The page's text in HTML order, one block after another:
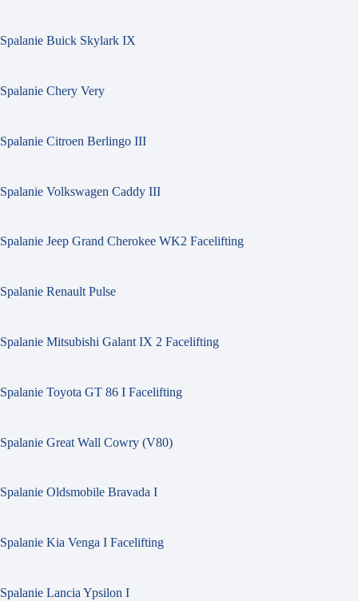
Spalanie Buick Skylark IX
Spalanie Chery Very
Spalanie Citroen Berlingo III
Spalanie Volkswagen Caddy III
Spalanie Jeep Grand Cherokee WK2 Facelifting
Spalanie Renault Pulse
Spalanie Mitsubishi Galant IX 2 Facelifting
Spalanie Toyota GT 86 I Facelifting
Spalanie Great Wall Cowry (V80)
Spalanie Oldsmobile Bravada I
Spalanie Kia Venga I Facelifting
Spalanie Lancia Ypsilon I